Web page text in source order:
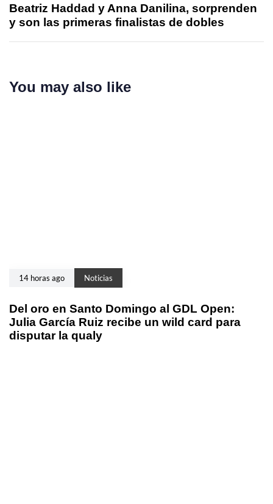
Beatriz Haddad y Anna Danilina, sorprenden
y son las primeras finalistas de dobles
You may also like
14 horas ago Noticias
Del oro en Santo Domingo al GDL Open:
Julia García Ruiz recibe un wild card para
disputar la qualy